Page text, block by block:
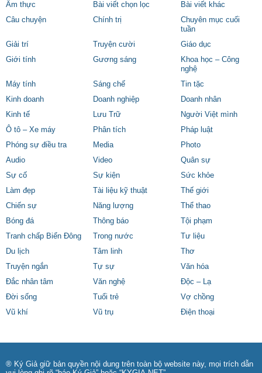
Ẩm thực Bài viết chọn lọc
Bài viết khác
Câu chuyện
Chính trị
Chuyên mục cuối
tuần
Giải trí
Truyện cười
Giáo dục
Giới tính
Gương sáng
Khoa học – Công
nghệ
Máy tính
Sáng chế
Tin tặc
Kinh doanh
Doanh nghiệp
Doanh nhân
Kinh tế
Lưu Trữ
Người Việt mình
Ô tô – Xe máy
Phân tích
Pháp luật
Phóng sự điều tra
Media
Photo
Audio
Video
Quân sự
Sự cố
Sự kiện
Sức khỏe
Làm đẹp
Tài liệu kỹ thuật
Thế giới
Chiến sự
Năng lượng
Thể thao
Bóng đá
Thông báo
Tội phạm
Tranh chấp Biển Đông
Trong nước
Tư liệu
Du lịch
Tâm linh
Thơ
Truyện ngắn
Tự sự
Văn hóa
Đắc nhân tâm
Văn nghệ
Độc – Lạ
Đời sống
Tuổi trẻ
Vợ chồng
Vũ khí
Vũ trụ Điện thoại
® Ký Giả giữ bản quyền nội dung trên toàn bộ website này, mọi trích dẫn